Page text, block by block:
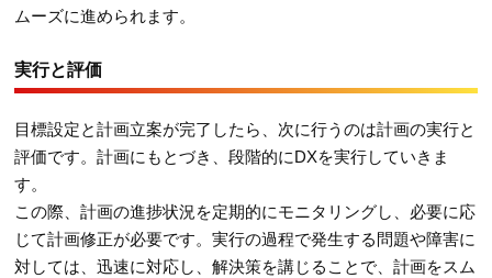
ムーズに進められます。
実行と評価
目標設定と計画立案が完了したら、次に行うのは計画の実行と
評価です。計画にもとづき、段階的にDXを実行していきま
す。
この際、計画の進捗状況を定期的にモニタリングし、必要に応
じて計画修正が必要です。実行の過程で発生する問題や障害に
対しては、迅速に対応し、解決策を講じることで、計画をスム